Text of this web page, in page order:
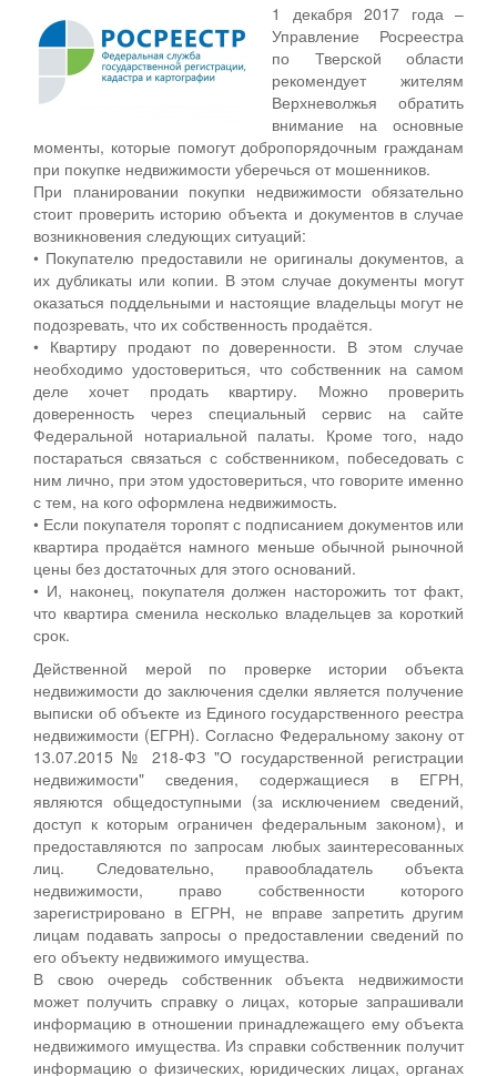
1 декабря 2017 года –
Управление Росреестра
по Тверской области
рекомендует жителям
Верхневолжья обратить
внимание на основные
моменты, которые помогут добропорядочным гражданам
при покупке недвижимости уберечься от мошенников.
При планировании покупки недвижимости обязательно
стоит проверить историю объекта и документов в случае
возникновения следующих ситуаций:
• Покупателю предоставили не оригиналы документов, а
их дубликаты или копии. В этом случае документы могут
оказаться поддельными и настоящие владельцы могут не
подозревать, что их собственность продаётся.
• Квартиру продают по доверенности. В этом случае
необходимо удостовериться, что собственник на самом
деле хочет продать квартиру. Можно проверить
доверенность через специальный сервис на сайте
Федеральной нотариальной палаты. Кроме того, надо
постараться связаться с собственником, побеседовать с
ним лично, при этом удостовериться, что говорите именно
с тем, на кого оформлена недвижимость.
• Если покупателя торопят с подписанием документов или
квартира продаётся намного меньше обычной рыночной
цены без достаточных для этого оснований.
• И, наконец, покупателя должен насторожить тот факт,
что квартира сменила несколько владельцев за короткий
срок.
Действенной мерой по проверке истории объекта
недвижимости до заключения сделки является получение
выписки об объекте из Единого государственного реестра
недвижимости (ЕГРН). Согласно Федеральному закону от
13.07.2015 № 218-ФЗ "О государственной регистрации
недвижимости" сведения, содержащиеся в ЕГРН,
являются общедоступными (за исключением сведений,
доступ к которым ограничен федеральным законом), и
предоставляются по запросам любых заинтересованных
лиц. Следовательно, правообладатель объекта
недвижимости, право собственности которого
зарегистрировано в ЕГРН, не вправе запретить другим
лицам подавать запросы о предоставлении сведений по
его объекту недвижимого имущества.
В свою очередь собственник объекта недвижимости
может получить справку о лицах, которые запрашивали
информацию в отношении принадлежащего ему объекта
недвижимого имущества. Из справки собственник получит
информацию о физических, юридических лицах, органах